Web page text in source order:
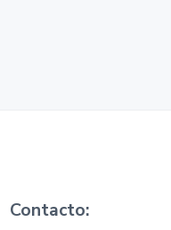
Contacto: